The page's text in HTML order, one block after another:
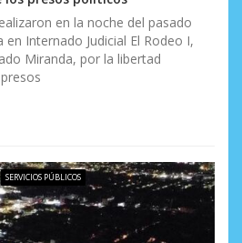
en la noche del pasado
Internado Judicial El Rodeo I,
Miranda, por la libertad
SERVICIOS PÚBLICOS